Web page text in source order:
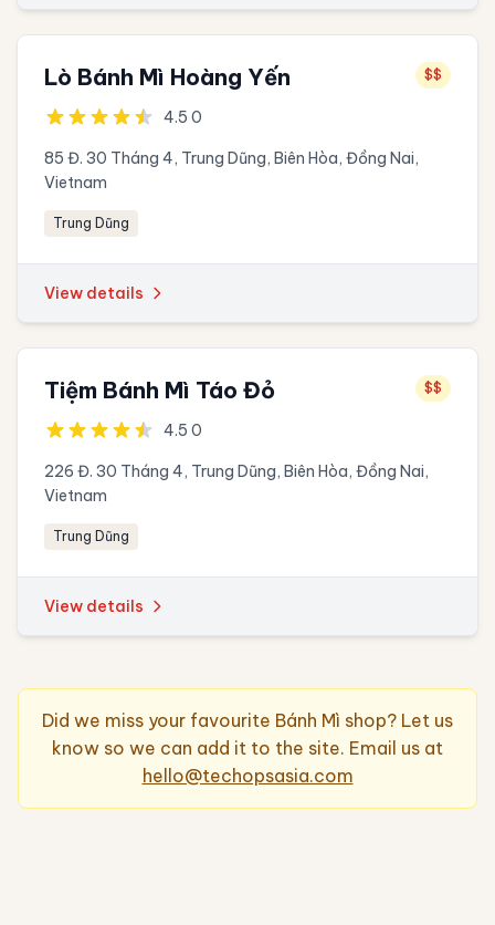
Lò Bánh Mì Hoàng Yến $$
4.5 0
85 Đ. 30 Tháng 4, Trung Dũng, Biên Hòa, Đồng Nai,
Vietnam
Trung Dũng
View details
Tiệm Bánh Mì Táo Đỏ $$
4.5 0
226 Đ. 30 Tháng 4, Trung Dũng, Biên Hòa, Đồng Nai,
Vietnam
Trung Dũng
View details
Did we miss your favourite Bánh Mì shop? Let us
know so we can add it to the site. Email us at
hello@techopsasia.com